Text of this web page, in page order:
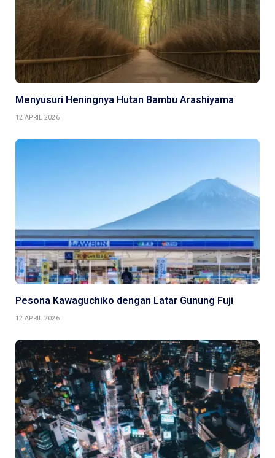
Menyusuri Heningnya Hutan Bambu Arashiyama
12 APRIL 2026
Pesona Kawaguchiko dengan Latar Gunung Fuji
12 APRIL 2026